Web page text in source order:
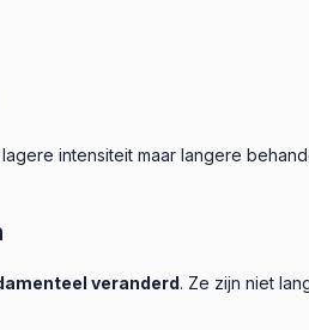
intensiteit maar langere
veranderd. Ze zijn niet